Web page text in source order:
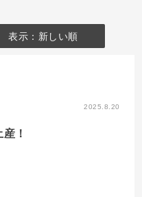
表示：新しい順
2025.8.20
！